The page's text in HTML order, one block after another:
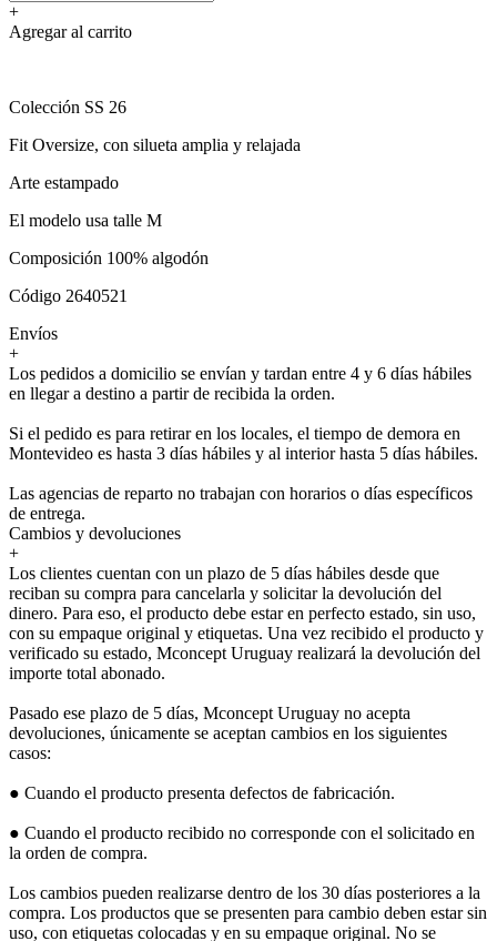
+
Agregar al carrito
Colección SS 26
Fit Oversize, con silueta amplia y relajada
Arte estampado
El modelo usa talle M
Composición 100% algodón
Código 2640521
Envíos
+
Los pedidos a domicilio se envían y tardan entre 4 y 6 días hábiles
en llegar a destino a partir de recibida la orden.
Si el pedido es para retirar en los locales, el tiempo de demora en
Montevideo es hasta 3 días hábiles y al interior hasta 5 días hábiles.
Las agencias de reparto no trabajan con horarios o días específicos
de entrega.
Cambios y devoluciones
+
Los clientes cuentan con un plazo de 5 días hábiles desde que
reciban su compra para cancelarla y solicitar la devolución del
dinero. Para eso, el producto debe estar en perfecto estado, sin uso,
con su empaque original y etiquetas. Una vez recibido el producto y
verificado su estado, Mconcept Uruguay realizará la devolución del
importe total abonado.
Pasado ese plazo de 5 días, Mconcept Uruguay no acepta
devoluciones, únicamente se aceptan cambios en los siguientes
casos:
● Cuando el producto presenta defectos de fabricación.
● Cuando el producto recibido no corresponde con el solicitado en
la orden de compra.
Los cambios pueden realizarse dentro de los 30 días posteriores a la
compra. Los productos que se presenten para cambio deben estar sin
uso, con etiquetas colocadas y en su empaque original. No se